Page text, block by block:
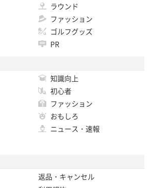
ラウンド
ファッション
ゴルフグッズ
PR
知識向上
初心者
ファッション
おもしろ
ニュース・速報
返品・キャンセル